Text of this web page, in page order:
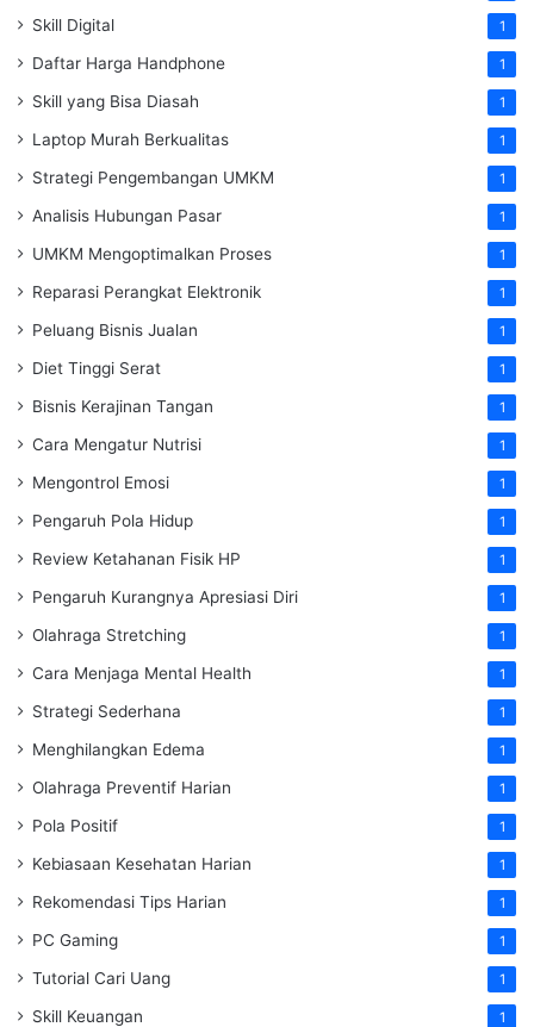
Skill Digital 1
Daftar Harga Handphone 1
Skill yang Bisa Diasah 1
Laptop Murah Berkualitas 1
Strategi Pengembangan UMKM 1
Analisis Hubungan Pasar 1
UMKM Mengoptimalkan Proses 1
Reparasi Perangkat Elektronik 1
Peluang Bisnis Jualan 1
Diet Tinggi Serat 1
Bisnis Kerajinan Tangan 1
Cara Mengatur Nutrisi 1
Mengontrol Emosi 1
Pengaruh Pola Hidup 1
Review Ketahanan Fisik HP 1
Pengaruh Kurangnya Apresiasi Diri 1
Olahraga Stretching 1
Cara Menjaga Mental Health 1
Strategi Sederhana 1
Menghilangkan Edema 1
Olahraga Preventif Harian 1
Pola Positif 1
Kebiasaan Kesehatan Harian 1
Rekomendasi Tips Harian 1
PC Gaming 1
Tutorial Cari Uang 1
Skill Keuangan 1